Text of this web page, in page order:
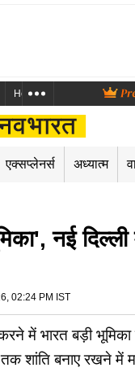
Health and Me Marathi
एक्सप्लेनर्स अध्यात्म
नई
02:24 PM IST
में भारत बड़ी
शांति बनाए रखने में